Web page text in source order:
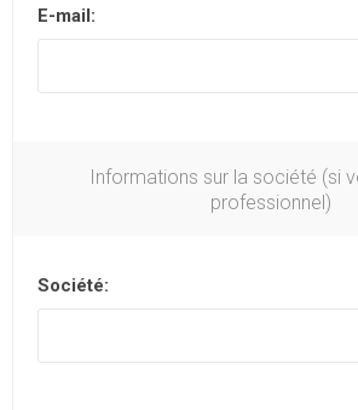
E-mail:
Informations sur la société (si
professionnel)
Société: